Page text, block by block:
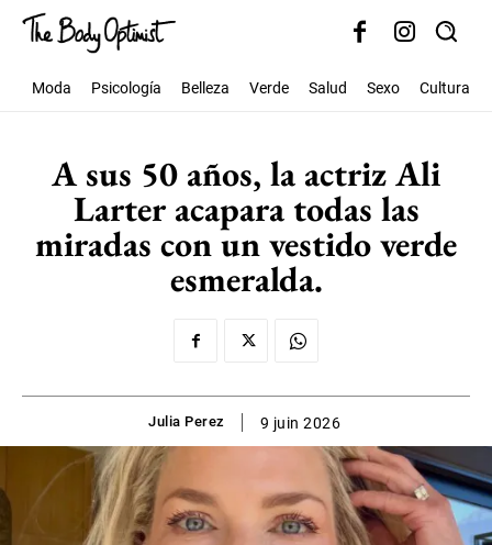
Moda Psicología Belleza Verde Salud Sexo Cultura
A sus 50 años, la actriz Ali
Larter acapara todas las
miradas con un vestido verde
esmeralda.
Julia Perez 9 juin 2026